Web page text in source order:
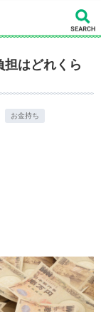
はどれくら
お金持ち